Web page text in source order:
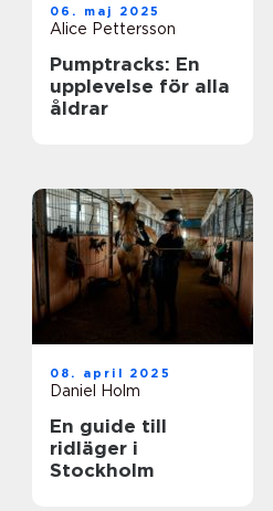
06. maj 2025
Alice Pettersson
Pumptracks: En
upplevelse för alla
åldrar
08. april 2025
Daniel Holm
En guide till
ridläger i
Stockholm